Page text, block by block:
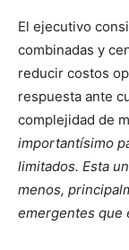
El ejecutivo
combinadas y
reducir costos
respuesta ante
complejidad de
importantísimo
limitados. Esta
menos,
emergentes que